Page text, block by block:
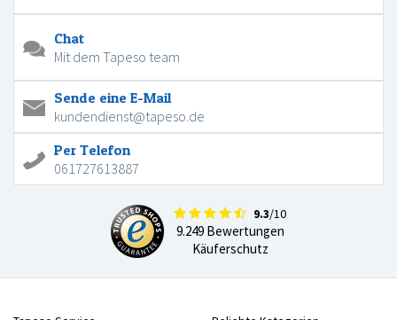
Chat
Mit dem Tapeso team
Sende eine E-Mail
kundendienst@tapeso.de
Per Telefon
061727613887
9.3/10
9.249 Bewertungen
Käuferschutz